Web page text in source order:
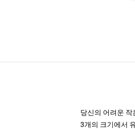
당신의 어려운 작
3개의 크기에서